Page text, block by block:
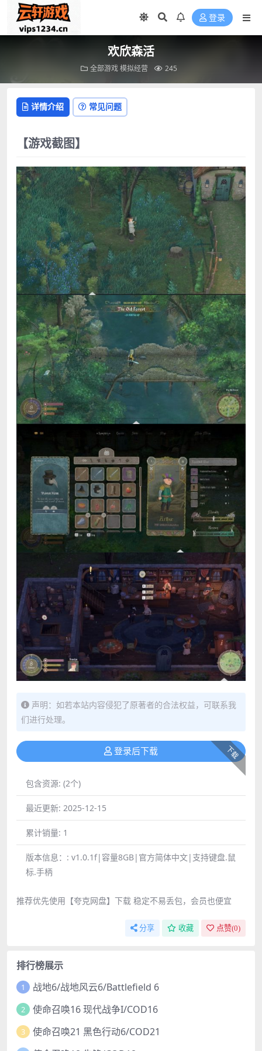
登录
欢欣森活
全部游戏 模拟经营 245
详情介绍 常见问题
【游戏截图】
声明：如若本站内容侵犯了原著者的合法权益，可联系我
们进行处理。
下载
登录后下载
包含资源: (2个)
最近更新: 2025-12-15
累计销量: 1
版本信息：: v1.0.1f|容量8GB|官方简体中文|支持键盘.鼠
标.手柄
推荐优先使用【夸克网盘】下载 稳定不易丢包，会员也便宜
分享 收藏 点赞(0)
排行榜展示
1 战地6/战地风云6/Battlefield 6
2 使命召唤16 现代战争I/COD16
3 使命召唤21 黑色行动6/COD21